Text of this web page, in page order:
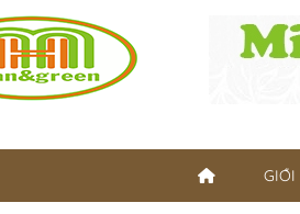
GIỚI